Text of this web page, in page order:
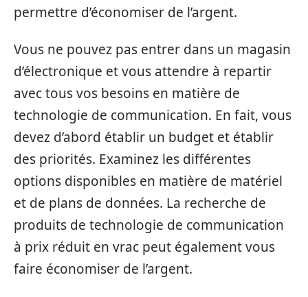
permettre d’économiser de l’argent.
Vous ne pouvez pas entrer dans un magasin
d’électronique et vous attendre à repartir
avec tous vos besoins en matière de
technologie de communication. En fait, vous
devez d’abord établir un budget et établir
des priorités. Examinez les différentes
options disponibles en matière de matériel
et de plans de données. La recherche de
produits de technologie de communication
à prix réduit en vrac peut également vous
faire économiser de l’argent.